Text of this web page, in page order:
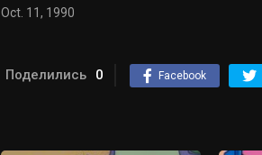
Oct. 11, 1990
Поделились 0 Facebook